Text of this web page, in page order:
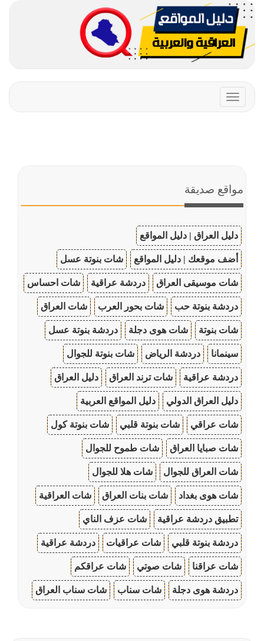
Toggle
navigation
مواقع صديقة
دليل العراق | دليل المواقع
أضف موقعك | دليل المواقع شات بنوتة عسل
شات موسيقى العراق دردشة عراقية شات احساس
دردشة بنوتة حب شات بحور العرب شات العراق
شات بنوتة شات هوى دجلة دردشة بنوتة عسل
سينمانا دردشة الرياض شات بنوتة للجوال
دردشة عراقية شات ترند العراق دليل العراق
دليل العراق الدولي دليل المواقع العربية
شات عراقي شات بنوتة قلبي شات بنوتة كول
شات صبايا العراق شات طموح للجوال
شات العراق للجوال شات هلا للجوال
شات هوى بغداد شات بنات العراق شات العراقية
تطبيق دردشة عراقية شات عزف الناي
دردشة بنوتة قلبي شات عراقيات دردشة عراقية
شات عراقنا شات صوتي شات عراقكم
دردشة هوى دجلة شات سناب شات سناب العراق